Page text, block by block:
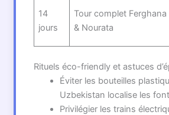
14
jours
Tour complet Ferghana
& Nourata
Rituels éco-friendly et astuces
Éviter les bouteilles
Uzbekistan localise les
Privilégier les trains